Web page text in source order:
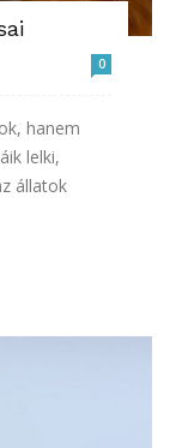
0
hanem
lelki,
állatok